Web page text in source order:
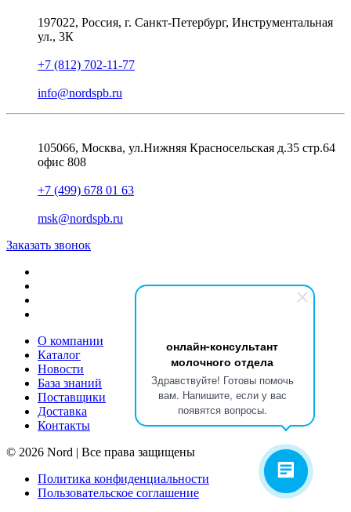
онлайн-консультант
молочного отдела
Здравствуйте! Готовы помочь
вам. Напишите, если у вас
появятся вопросы.
197022, Россия, г. Санкт-Петербург, Инструментальная
ул., 3К
+7 (812) 702-11-77
info@nordspb.ru
105066, Москва, ул.Нижняя Красносельская д.35 стр.64
офис 808
+7 (499) 678 01 63
msk@nordspb.ru
Заказать звонок
О компании
Каталог
Новости
База знаний
Поставщики
Доставка
Контакты
© 2026 Nord | Все права защищены
Политика конфиденциальности
Пользовательское соглашение